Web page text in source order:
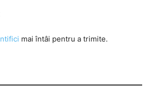
mai întâi pentru a trimite.